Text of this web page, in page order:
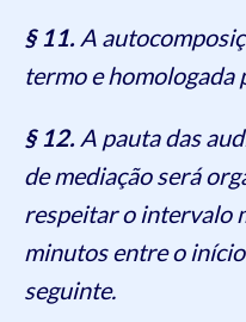
§ 11. A
termo e homologada
§ 12. A pauta das
de mediação será
respeitar o intervalo
minutos entre o
seguinte.